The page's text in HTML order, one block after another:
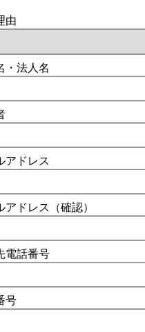
由
・法人名
アドレス
アドレス（確認）
電話番号
号